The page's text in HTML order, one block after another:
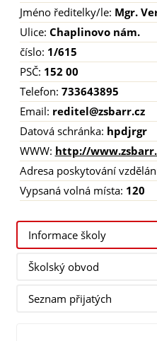
Jméno ředitelky/le: Mgr.
Ulice: Chaplinovo nám.
číslo: 1/615
PSČ: 152 00
Telefon: 733643895
Email: reditel@zsbarr.cz
Datová schránka: hpdjrgr
WWW: http://
Adresa poskytování
Vypsaná volná místa: 120
Informace školy
Školský obvod
Seznam přijatých